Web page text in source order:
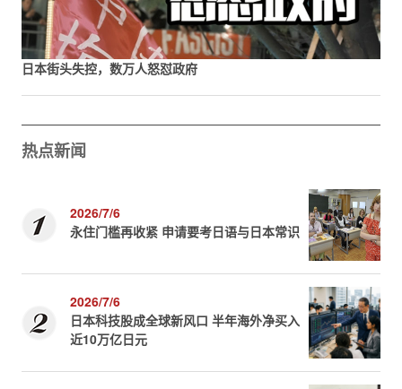
日本街头失控，数万人怒怼政府
热点新闻
2026/7/6
永住门槛再收紧 申请要考日语与日本常识
2026/7/6
日本科技股成全球新风口 半年海外净买入
近10万亿日元